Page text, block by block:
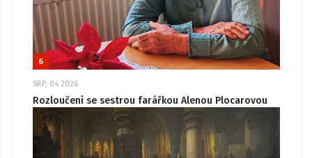
6
SRP, 04 2026
Rozloučení se sestrou farářkou Alenou Plocarovou